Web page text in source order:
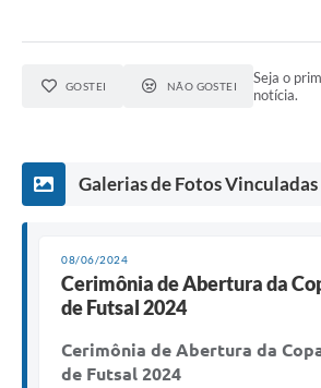
GOSTEI NÃO GOSTEI
Seja o
notícia.
Galerias de Fotos Vinculadas
08/06/2024
Cerimônia de Abertura da
de Futsal 2024
Cerimônia de Abertura da
de Futsal 2024